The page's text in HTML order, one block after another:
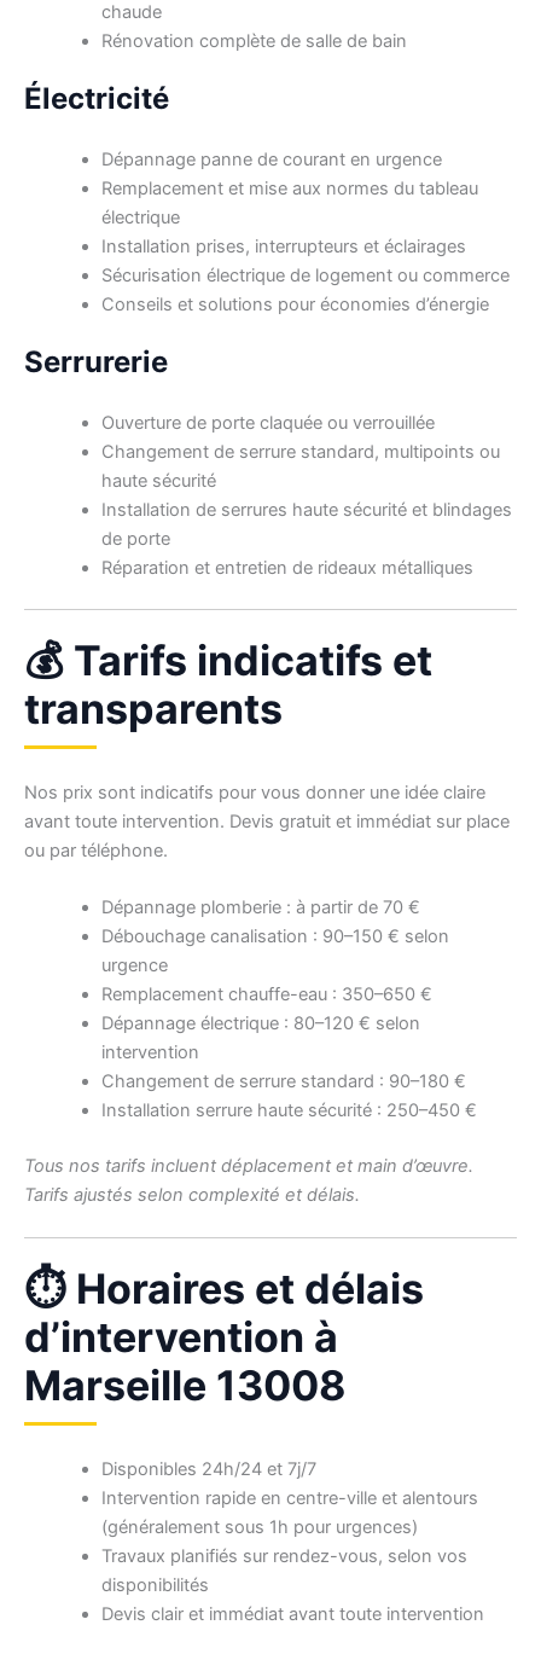
chaude
Rénovation complète de salle de bain
Électricité
Dépannage panne de courant en urgence
Remplacement et mise aux normes du tableau
électrique
Installation prises, interrupteurs et éclairages
Sécurisation électrique de logement ou commerce
Conseils et solutions pour économies d’énergie
Serrurerie
Ouverture de porte claquée ou verrouillée
Changement de serrure standard, multipoints ou
haute sécurité
Installation de serrures haute sécurité et blindages
de porte
Réparation et entretien de rideaux métalliques
💰 Tarifs indicatifs et
transparents
Nos prix sont indicatifs pour vous donner une idée claire
avant toute intervention. Devis gratuit et immédiat sur place
ou par téléphone.
Dépannage plomberie : à partir de 70 €
Débouchage canalisation : 90–150 € selon
urgence
Remplacement chauffe-eau : 350–650 €
Dépannage électrique : 80–120 € selon
intervention
Changement de serrure standard : 90–180 €
Installation serrure haute sécurité : 250–450 €
Tous nos tarifs incluent déplacement et main d’œuvre.
Tarifs ajustés selon complexité et délais.
⏱ Horaires et délais
d’intervention à
Marseille 13008
Disponibles 24h/24 et 7j/7
Intervention rapide en centre-ville et alentours
(généralement sous 1h pour urgences)
Travaux planifiés sur rendez-vous, selon vos
disponibilités
Devis clair et immédiat avant toute intervention